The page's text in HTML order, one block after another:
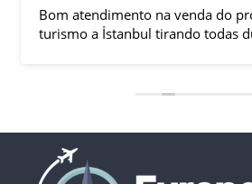
Bom atendimento na venda do
turismo a İstanbul tirando todas
ficaram em SP trabalhando. A
LÍDER, garantiu o sucesso da
grupo formado por brasileiros e
Ali Faik, falando um português